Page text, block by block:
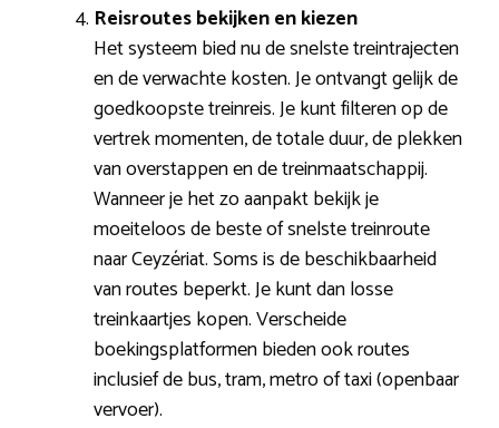
Reisroutes bekijken en kiezen
Het systeem bied nu de snelste treintrajecten
en de verwachte kosten. Je ontvangt gelijk de
goedkoopste treinreis. Je kunt filteren op de
vertrek momenten, de totale duur, de plekken
van overstappen en de treinmaatschappij.
Wanneer je het zo aanpakt bekijk je
moeiteloos de beste of snelste treinroute
naar Ceyzériat. Soms is de beschikbaarheid
van routes beperkt. Je kunt dan losse
treinkaartjes kopen. Verscheide
boekingsplatformen bieden ook routes
inclusief de bus, tram, metro of taxi (openbaar
vervoer).